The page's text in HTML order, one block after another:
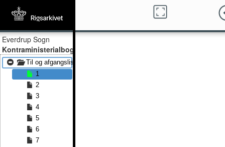
Everdrup Sogn
Kontraministerialbog
Til og afgangslister 1866 - Til og afgangslister 1874
1
2
3
4
5
6
7